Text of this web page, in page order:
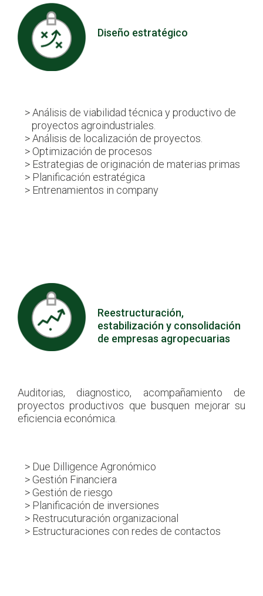
Diseño estratégico
> Análisis de viabilidad técnica y productivo de
proyectos agroindustriales.
> Análisis de localización de proyectos.
> Optimización de procesos
> Estrategias de originación de materias primas
> Planificación estratégica
> Entrenamientos in company
Reestructuración,
estabilización y consolidación
de empresas agropecuarias
Auditorias, diagnostico, acompañamiento de
proyectos productivos que busquen mejorar su
eficiencia económica.
> Due Dilligence Agronómico
> Gestión Financiera
> Gestión de riesgo
> Planificación de inversiones
> Restrucuturación organizacional
> Estructuraciones con redes de contactos